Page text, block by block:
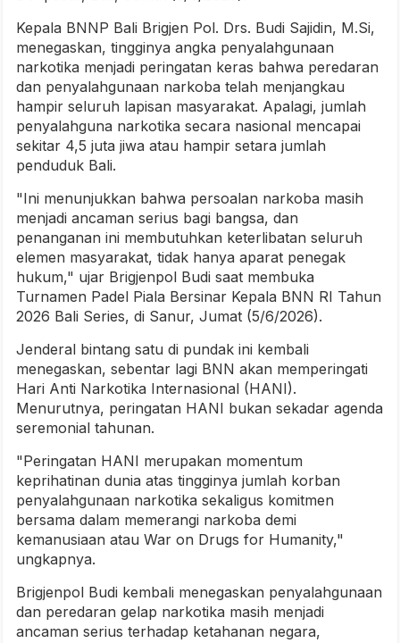
Kepala BNNP Bali Brigjen Pol. Drs. Budi Sajidin, M.Si,
menegaskan, tingginya angka penyalahgunaan
narkotika menjadi peringatan keras bahwa peredaran
dan penyalahgunaan narkoba telah menjangkau
hampir seluruh lapisan masyarakat. Apalagi, jumlah
penyalahguna narkotika secara nasional mencapai
sekitar 4,5 juta jiwa atau hampir setara jumlah
penduduk Bali.
"Ini menunjukkan bahwa persoalan narkoba masih
menjadi ancaman serius bagi bangsa, dan
penanganan ini membutuhkan keterlibatan seluruh
elemen masyarakat, tidak hanya aparat penegak
hukum," ujar Brigjenpol Budi saat membuka
Turnamen Padel Piala Bersinar Kepala BNN RI Tahun
2026 Bali Series, di Sanur, Jumat (5/6/2026).
Jenderal bintang satu di pundak ini kembali
menegaskan, sebentar lagi BNN akan memperingati
Hari Anti Narkotika Internasional (HANI).
Menurutnya, peringatan HANI bukan sekadar agenda
seremonial tahunan.
"Peringatan HANI merupakan momentum
keprihatinan dunia atas tingginya jumlah korban
penyalahgunaan narkotika sekaligus komitmen
bersama dalam memerangi narkoba demi
kemanusiaan atau War on Drugs for Humanity,"
ungkapnya.
Brigjenpol Budi kembali menegaskan penyalahgunaan
dan peredaran gelap narkotika masih menjadi
ancaman serius terhadap ketahanan negara,